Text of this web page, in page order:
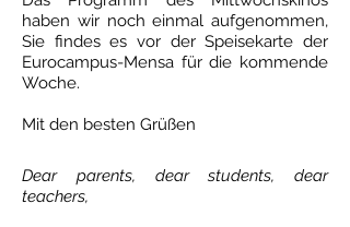
haben wir noch einmal aufgenommen,
Sie findes es vor der Speisekarte der
Eurocampus-Mensa für die kommende
Woche.
Mit den besten Grüßen
Dear parents, dear students, dear
teachers,